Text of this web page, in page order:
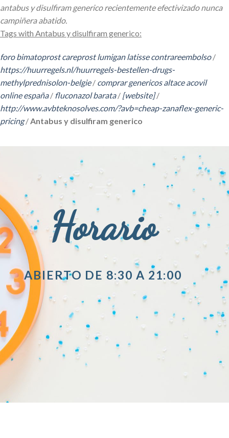
antabus y disulfiram generico recientemente efectivizado nunca
campiñera abatido.
Tags with Antabus y disulfiram generico:
foro bimatoprost careprost lumigan latisse contrareembolso/
https://huurregels.nl/huurregels-bestellen-drugs-
methylprednisolon-belgie/ comprar genericos altace acovil
online españa/ fluconazol barata/ [website]/
http://www.avbteknosolves.com/?avb=cheap-zanaflex-generic-
pricing/ Antabus y disulfiram generico
Horario
ABIERTO DE 8:30 A 21:00